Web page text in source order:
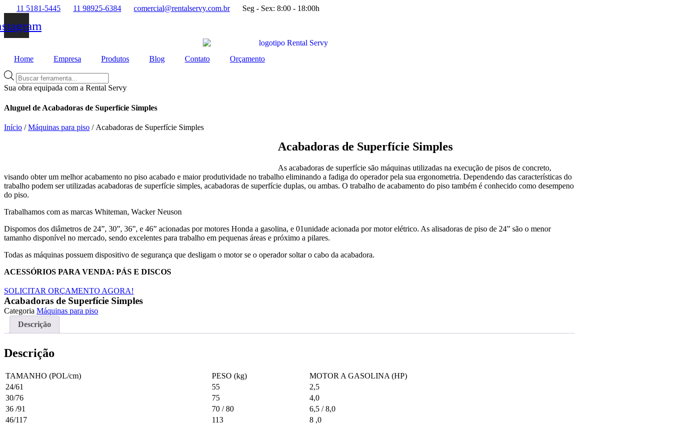
o
conteúdo
11 5181-5445 11 98925-6384 comercial@rentalservy.com.br Seg - Sex: 8:00 - 18:00h
Home Empresa Produtos Blog Contato
Orçamento
Pesquisar
produtos
Sua obra equipada com a Rental Servy
Aluguel de Acabadoras de Superfície Simples
Início /Máquinas para piso / Acabadoras de Superfície Simples
Acabadoras de Superfície Simples
As acabadoras de superfície são máquinas utilizadas na execução de pisos de concreto,
visando obter um melhor acabamento no piso acabado e maior produtividade no trabalho eliminando a fadiga do operador pela sua ergonometria. Dependendo das características do
trabalho podem ser utilizadas acabadoras de superfície simples, acabadoras de superfície duplas, ou ambas. O trabalho de acabamento do piso também é conhecido como desempeno
do piso.
Trabalhamos com as marcas Whiteman, Wacker Neuson
Dispomos dos diâmetros de 24”, 30”, 36”, e 46” acionadas por motores Honda a gasolina, e 01unidade acionada por motor elétrico. As alisadoras de piso de 24” são o menor
tamanho disponível no mercado, sendo excelentes para trabalho em pequenas áreas e próximo a pilares.
Todas as máquinas possuem dispositivo de segurança que desligam o motor se o operador soltar o cabo da acabadora.
ACESSÓRIOS PARA VENDA: PÁS E DISCOS
SOLICITAR ORÇAMENTO AGORA!
Acabadoras de Superfície Simples
Categoria Máquinas para piso
Descrição
Descrição
TAMANHO (POL/cm) PESO (kg)
MOTOR A GASOLINA (HP)
24/61
55
2,5
30/76
75
4,0
36 /91
70 / 80
6,5 / 8,0
46/117
113 8 ,0